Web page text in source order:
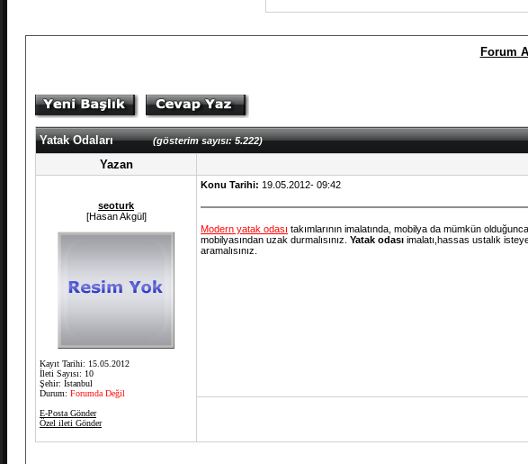
Forum
Yatak Odaları(gösterim sayısı: 5.222)
Yazan
seoturk
[Hasan Akgül]
Kayıt Tarihi: 15.05.2012
İleti Sayısı: 10
Şehir: İstanbul
Durum: Forumda Değil
E-Posta Gönder
Özel ileti Gönder
Konu Tarihi: 19.05.2012- 09:42
Modern yatak odası takımlarının imalatında, mobilya da mümkün
mobilyasından uzak durmalısınız. Yatak odası imalatı,hassas ustalık
aramalısınız.